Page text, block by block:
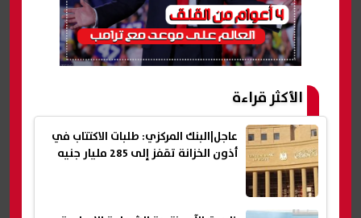
الأكثر قراءة
عاجل|البنك المركزي: طلبات الاكتتاب في
أذون الخزانة تقفز إلى 285 مليار جنيه